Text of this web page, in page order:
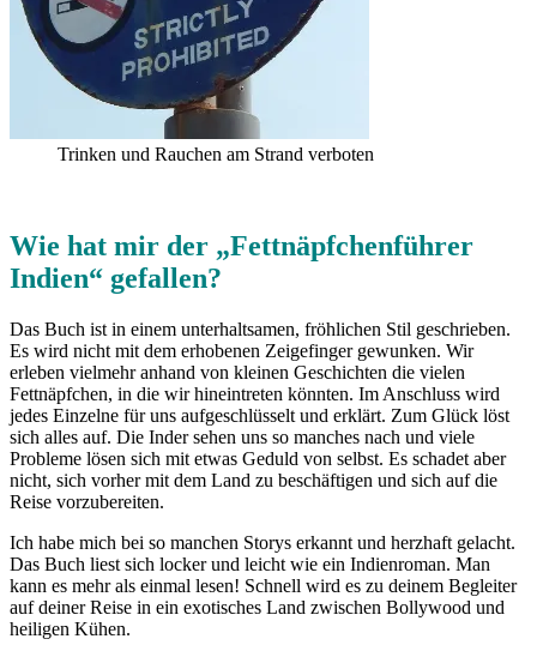
Trinken und Rauchen am Strand verboten
Wie hat mir der „Fettnäpfchenführer
Indien“ gefallen?
Das Buch ist in einem unterhaltsamen, fröhlichen Stil geschrieben.
Es wird nicht mit dem erhobenen Zeigefinger gewunken. Wir
erleben vielmehr anhand von kleinen Geschichten die vielen
Fettnäpfchen, in die wir hineintreten könnten. Im Anschluss wird
jedes Einzelne für uns aufgeschlüsselt und erklärt. Zum Glück löst
sich alles auf. Die Inder sehen uns so manches nach und viele
Probleme lösen sich mit etwas Geduld von selbst. Es schadet aber
nicht, sich vorher mit dem Land zu beschäftigen und sich auf die
Reise vorzubereiten.
Ich habe mich bei so manchen Storys erkannt und herzhaft gelacht.
Das Buch liest sich locker und leicht wie ein Indienroman. Man
kann es mehr als einmal lesen! Schnell wird es zu deinem Begleiter
auf deiner Reise in ein exotisches Land zwischen Bollywood und
heiligen Kühen.